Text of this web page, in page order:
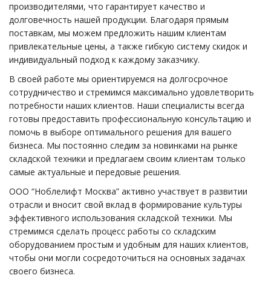
производителями, что гарантирует качество и
долговечность нашей продукции. Благодаря прямым
поставкам, мы можем предложить нашим клиентам
привлекательные цены, а также гибкую систему скидок и
индивидуальный подход к каждому заказчику.
В своей работе мы ориентируемся на долгосрочное
сотрудничество и стремимся максимально удовлетворить
потребности наших клиентов. Наши специалисты всегда
готовы предоставить профессиональную консультацию и
помочь в выборе оптимального решения для вашего
бизнеса. Мы постоянно следим за новинками на рынке
складской техники и предлагаем своим клиентам только
самые актуальные и передовые решения.
ООО “Ноблелифт Москва” активно участвует в развитии
отрасли и вносит свой вклад в формирование культуры
эффективного использования складской техники. Мы
стремимся сделать процесс работы со складским
оборудованием простым и удобным для наших клиентов,
чтобы они могли сосредоточиться на основных задачах
своего бизнеса.